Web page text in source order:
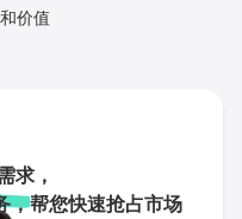
价值
求，
，帮您快速抢占市场